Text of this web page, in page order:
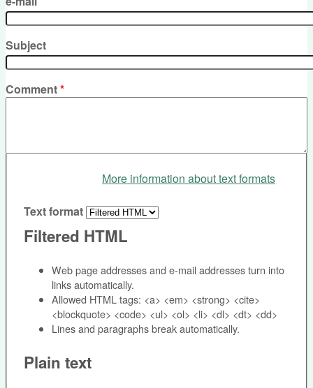
Subject
Comment*
More information about text formats
Text format
Filtered HTML
Web page addresses and e-mail addresses turn into
links automatically.
Allowed HTML tags: <a> <em> <strong> <cite>
<blockquote> <code> <ul> <ol> <li> <dl> <dt> <dd>
Lines and paragraphs break automatically.
Plain text